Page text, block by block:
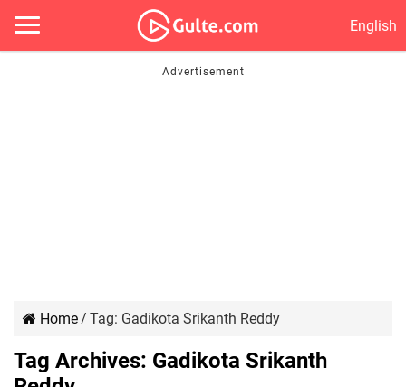
English
Home/ Tag: Gadikota Srikanth Reddy
Tag Archives: Gadikota Srikanth